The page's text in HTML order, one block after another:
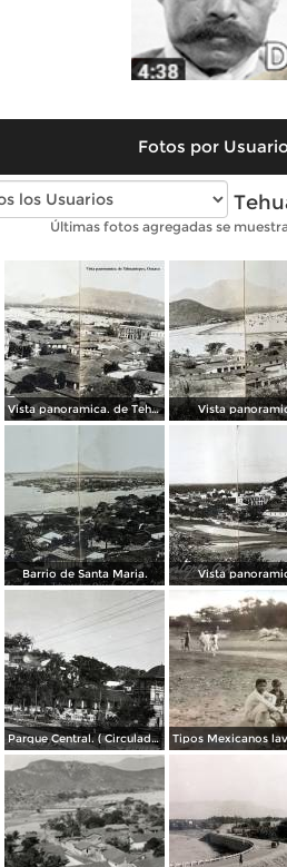
Fotos por
Fotos antiguas de
Últimas fotos agregadas se
Vista panoramica. de Tehuantepec, Oaxaca Vista
Barrio de Santa Maria. Vista
Parque Central. ( Circulada el 03 de Diciembre de 1951 ).